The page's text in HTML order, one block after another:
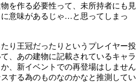
を作る必要性って、未所持者にも見
意味があるじゃ…と思ってしまっ
り王冠だったりというプレイヤー投
、あの建物に記載されているキャラ
、新イベントでの再登場はしません
する為のものなのかなと推測してい